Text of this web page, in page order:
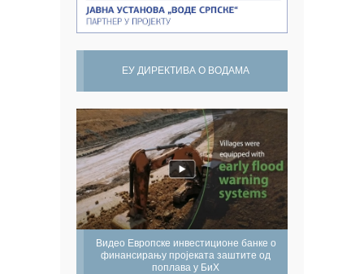
ЕУ ДИРЕКТИВА О ВОДАМА
Видео Европске инвестиционе банке о
финансирању пројеката заштите од
поплава у БиХ